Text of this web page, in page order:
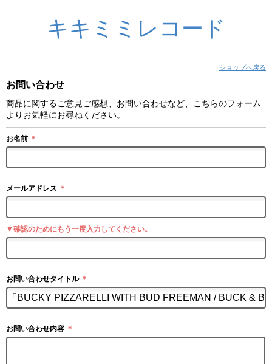
キキミミレコード
ショップへ戻る
お問い合わせ
商品に関するご意見ご感想、お問い合わせなど、こちらのフォーム
よりお気軽にお尋ねください。
お名前 ＊
メールアドレス ＊
▼確認のためにもう一度入力してください。
お問い合わせタイトル ＊
お問い合わせ内容 ＊